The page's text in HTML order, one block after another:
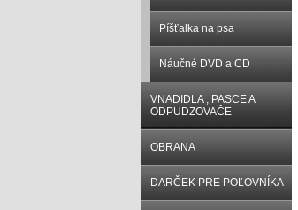
Píšťalka na psa
Náučné DVD a CD
VNADIDLA , PASCE A
ODPUDZOVAČE
OBRANA
DARČEK PRE POĽOVNÍKA